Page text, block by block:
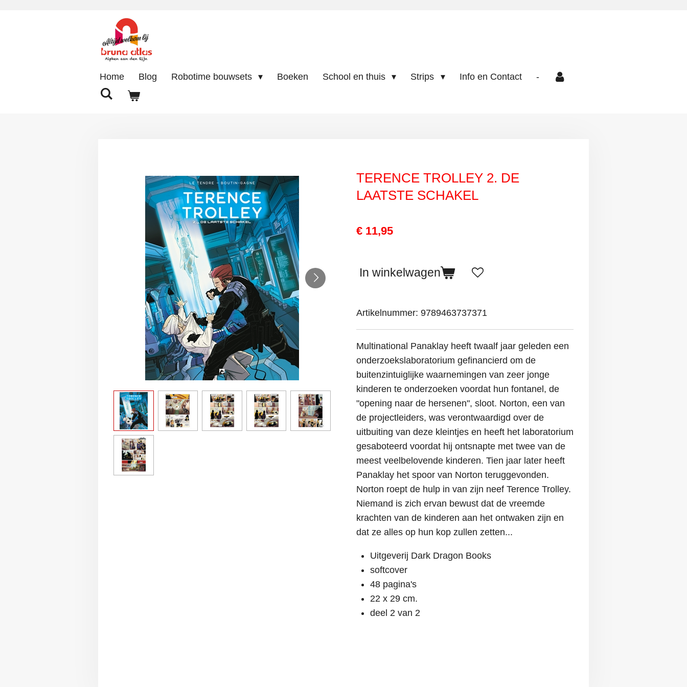
Home Blog Robotime bouwsets Boeken School en thuis Strips Info en Contact -
TERENCE TROLLEY 2. DE
LAATSTE SCHAKEL
€ 11,95
In winkelwagen
Artikelnummer: 9789463737371
Multinational Panaklay heeft twaalf jaar geleden een
onderzoekslaboratorium gefinancierd om de
buitenzintuiglijke waarnemingen van zeer jonge
kinderen te onderzoeken voordat hun fontanel, de
"opening naar de hersenen", sloot. Norton, een van
de projectleiders, was verontwaardigd over de
uitbuiting van deze kleintjes en heeft het laboratorium
gesaboteerd voordat hij ontsnapte met twee van de
meest veelbelovende kinderen. Tien jaar later heeft
Panaklay het spoor van Norton teruggevonden.
Norton roept de hulp in van zijn neef Terence Trolley.
Niemand is zich ervan bewust dat de vreemde
krachten van de kinderen aan het ontwaken zijn en
dat ze alles op hun kop zullen zetten...
Uitgeverij Dark Dragon Books
softcover
48 pagina's
22 x 29 cm.
deel 2 van 2